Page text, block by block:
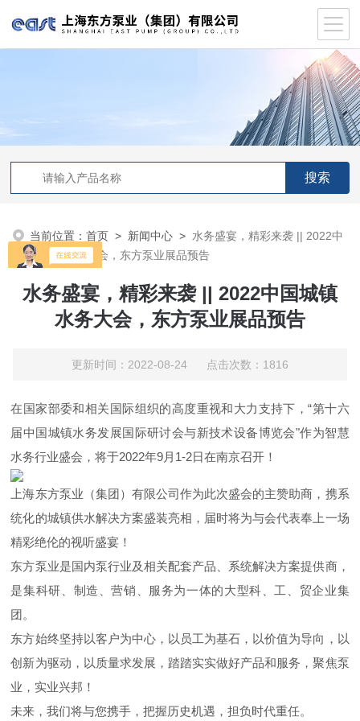
当前位置：首页 > 新闻中心 > 水务盛宴，精彩来袭 || 2022中
国城镇水务大会，东方泵业展品预告
水务盛宴，精彩来袭 || 2022中国城镇
水务大会，东方泵业展品预告
更新时间：2022-08-24 点击次数：1816
在国家部委和相关国际组织的高度重视和大力支持下，“第十六
届中国城镇水务发展国际研讨会与新技术设备博览会"作为智慧
水务行业盛会，将于2022年9月1-2日在南京召开！
上海东方泵业（集团）有限公司作为此次盛会的主赞助商，携系
统化的城镇供水解决方案盛装亮相，届时将为与会代表奉上一场
精彩绝伦的视听盛宴！
东方泵业是国内泵行业及相关配套产品、系统解决方案提供商，
是集科研、制造、营销、服务为一体的大型科、工、贸企业集
团。
东方始终坚持以客户为中心，以员工为基石，以价值为导向，以
创新为驱动，以质量求发展，踏踏实实做好产品和服务，聚焦泵
业，实业兴邦！
未来，我们将与您携手，把握历史机遇，担负时代重任。